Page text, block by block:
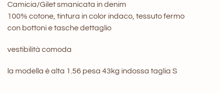
originale
era:
120,00 €.
attuale
è:
Camicia/Gilet smanicata in denim
100% cotone, tintura in color indaco, tessuto fermo
con bottoni e tasche dettaglio
vestibilità comoda
la modella è alta 1.56 pesa 43kg indossa taglia S